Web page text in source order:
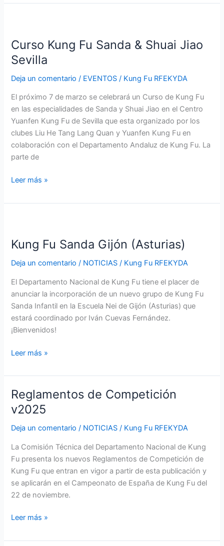
Curso Kung Fu Sanda & Shuai Jiao
Sevilla
Deja un comentario / EVENTOS / Kung Fu RFEKYDA
El próximo 7 de marzo se celebrará un Curso de Kung Fu
en las especialidades de Sanda y Shuai Jiao en el Centro
Yuanfen Kung Fu de Sevilla que esta organizado por los
clubes Liu He Tang Lang Quan y Yuanfen Kung Fu en
colaboración con el Departamento Andaluz de Kung Fu. La
parte de
Fu
Sanda
Shuai
Jiao
Sevilla
Leer más »
Kung Fu Sanda Gijón (Asturias)
Deja un comentario / NOTICIAS / Kung Fu RFEKYDA
El Departamento Nacional de Kung Fu tiene el placer de
anunciar la incorporación de un nuevo grupo de Kung Fu
Sanda Infantil en la Escuela Nei de Gijón (Asturias) que
estará coordinado por Iván Cuevas Fernández.
¡Bienvenidos!
Sanda
(Asturias)
Leer más »
Reglamentos de Competición
v2025
Deja un comentario / NOTICIAS / Kung Fu RFEKYDA
La Comisión Técnica del Departamento Nacional de Kung
Fu presenta los nuevos Reglamentos de Competición de
Kung Fu que entran en vigor a partir de esta publicación y
se aplicarán en el Campeonato de España de Kung Fu del
22 de noviembre.
Reglamentos
de
Competición
v2025
Leer más »